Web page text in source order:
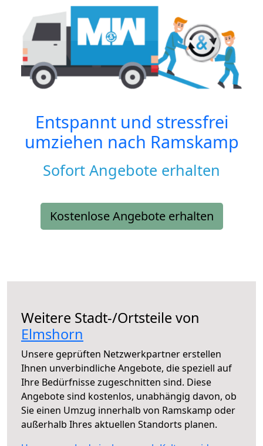
Entspannt und stressfrei
umziehen nach Ramskamp
Sofort Angebote erhalten
Kostenlose Angebote erhalten
Weitere Stadt-/Ortsteile von
Elmshorn
Unsere geprüften Netzwerkpartner erstellen
Ihnen unverbindliche Angebote, die speziell auf
Ihre Bedürfnisse zugeschnitten sind. Diese
Angebote sind kostenlos, unabhängig davon, ob
Sie einen Umzug innerhalb von Ramskamp oder
außerhalb Ihres aktuellen Standorts planen.